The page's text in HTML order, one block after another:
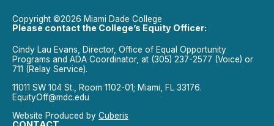
Copyright ©2026 Miami Dade College
Please contact the College’s Equity Officer:
Cindy Lau Evans, Director, Office of Equal Opportunity
Programs and ADA Coordinator, at (305) 237-2577 (Voice) or
711 (Relay Service).
11011 SW 104 St., Room 1102-01; Miami, FL 33176.
EquityOff@mdc.edu
Website Produced by Cuberis